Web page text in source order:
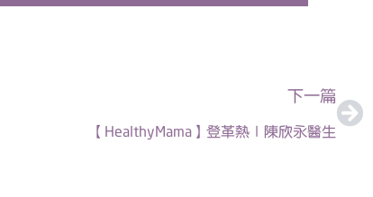
下一篇
【HealthyMama】登革熱｜陳欣永醫生